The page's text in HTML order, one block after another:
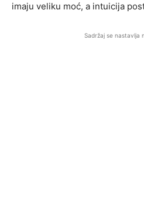
imaju veliku moć, a intuicija
Sadržaj se nastavlja